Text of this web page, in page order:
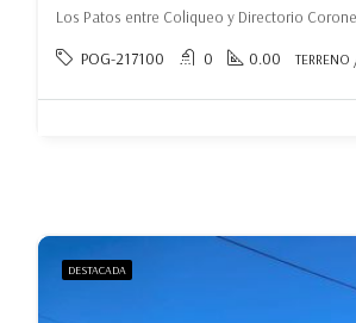
POG-217100 0 0.00
DESTACADA